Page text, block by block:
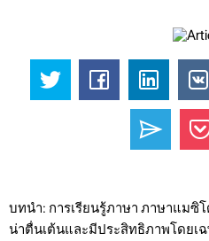
บทนำ: การเรียนรู้ภาษา ภาษาแมซิ
น่าตื่นเต้นและมีประสิทธิภาพโดยเฉ